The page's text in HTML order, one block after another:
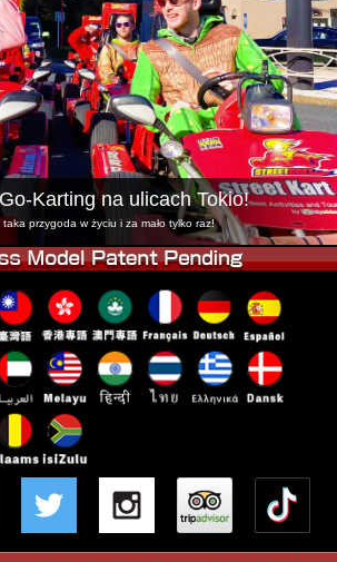
Tokyo Bay
Osaka
Karting na ulicach Tokio!
przygoda w życiu i za mało tylko raz!